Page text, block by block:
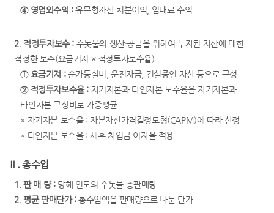
④ 영업외수익 :유무형자산 처분이익, 임대료 수익
2. 적정투자보수 : 수돗물의 생산·공급을 위하여 투자된 자산에 대한
적정한 보수(요금기저 × 적정투자보수율)
① 요금기저 :순가동설비, 운전자금, 건설중인 자산 등으로 구성
② 적정투자보수율 : 자기자본과 타인자본 보수율을 자기자본과
타인자본 구성비로 가중평균
* 자기자본 보수율 : 자본자산가격결정모형(CAPM)에 따라 산정
* 타인자본 보수율 : 세후 차입금 이자율 적용
Ⅱ. 총수입
1. 판 매 량 :당해 연도의 수돗물 총판매량
2. 평균 판매단가 :총수입액을 판매량으로 나눈 단가